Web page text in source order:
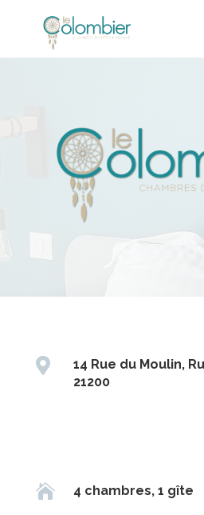

14 Rue du Moulin,
21200
 4 chambres, 1 gîte